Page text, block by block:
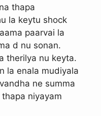
thapa
la keytu shock
paarvai la
d nu sonan.
therilya nu keyta.
la enala mudiyala
ne summa
niyayam